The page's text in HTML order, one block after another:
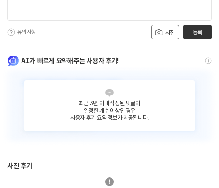
사진
유의사항 등록
AI가 빠르게 요약해주는 사용자 후기!
최근 3년 이내 작성된 댓글이
일정한 개수 이상인 경우
사용자 후기 요약 정보가 제공됩니다.
사진 후기